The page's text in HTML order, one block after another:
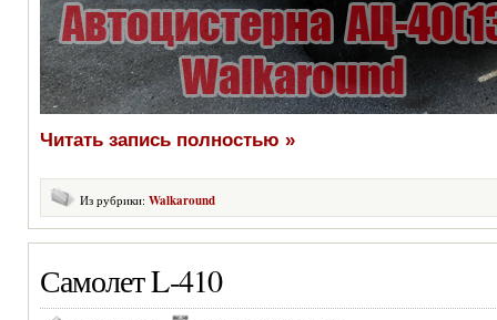
Читать запись полностью »
Из рубрики: Walkaround
Самолет L-410